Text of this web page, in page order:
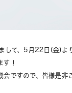
して、5月22日(金)
す！
会ですので、皆様是